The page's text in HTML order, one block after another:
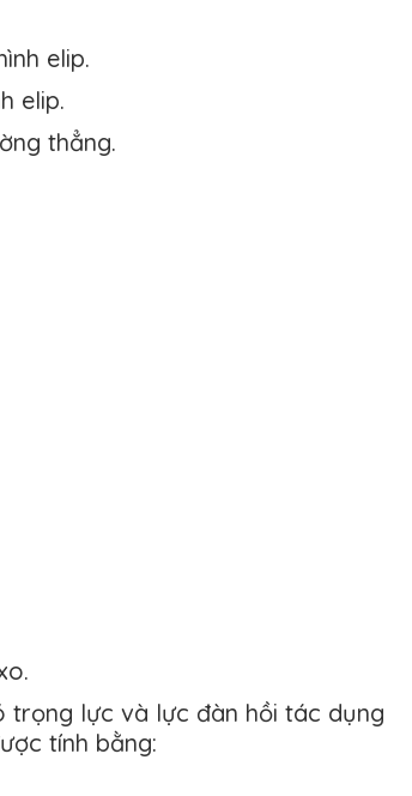
elip.
elip.
thẳng.
trọng lực và lực đàn hồi tác dụng
tính bằng: